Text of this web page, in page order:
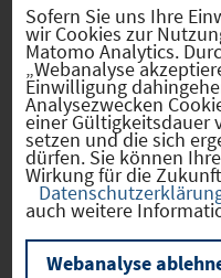
Eigentümer
Link
Verkehr
Sofern Sie uns Ihre
wir Cookies zur
Matomo Analytics.
„Webanalyse
Einwilligung
Analysezwecken
einer Gültigkeitsdauer
setzen und die sich
dürfen. Sie können
Wirkung für die
auch weitere
Webanalyse